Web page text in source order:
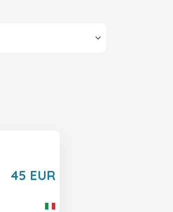
45 EUR